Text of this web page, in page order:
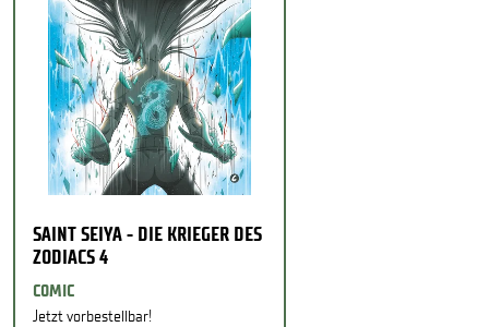
SAINT SEIYA - DIE KRIEGER DES
ZODIACS 4
COMIC
Jetzt vorbestellbar!